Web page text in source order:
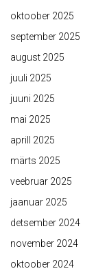
oktoober 2025
september 2025
august 2025
juuli 2025
juuni 2025
mai 2025
aprill 2025
märts 2025
veebruar 2025
jaanuar 2025
detsember 2024
november 2024
oktoober 2024